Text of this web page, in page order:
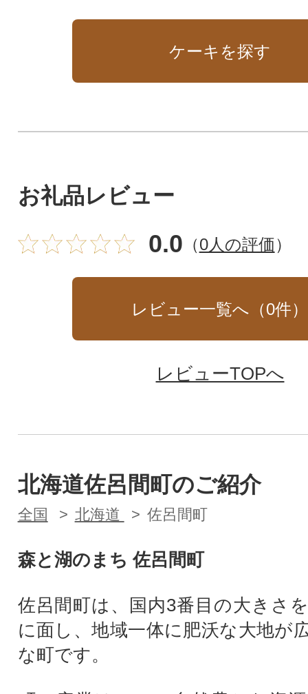
ケーキを探す
お礼品レビュー
0.0 （0人の評価）
レビュー一覧へ（0件）
レビューTOPへ
北海道佐呂間町のご紹介
全国 北海道 佐呂間町
森と湖のまち 佐呂間町
佐呂間町は、国内3番目の大きさ
に面し、地域一体に肥沃な大地が
な町です。